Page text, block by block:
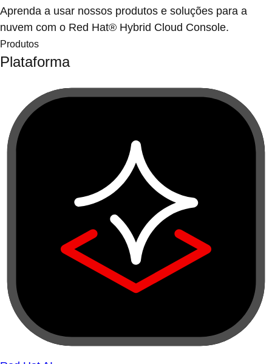
Aprenda a usar nossos produtos e soluções para a
nuvem com o Red Hat® Hybrid Cloud Console.
Produtos
Plataforma